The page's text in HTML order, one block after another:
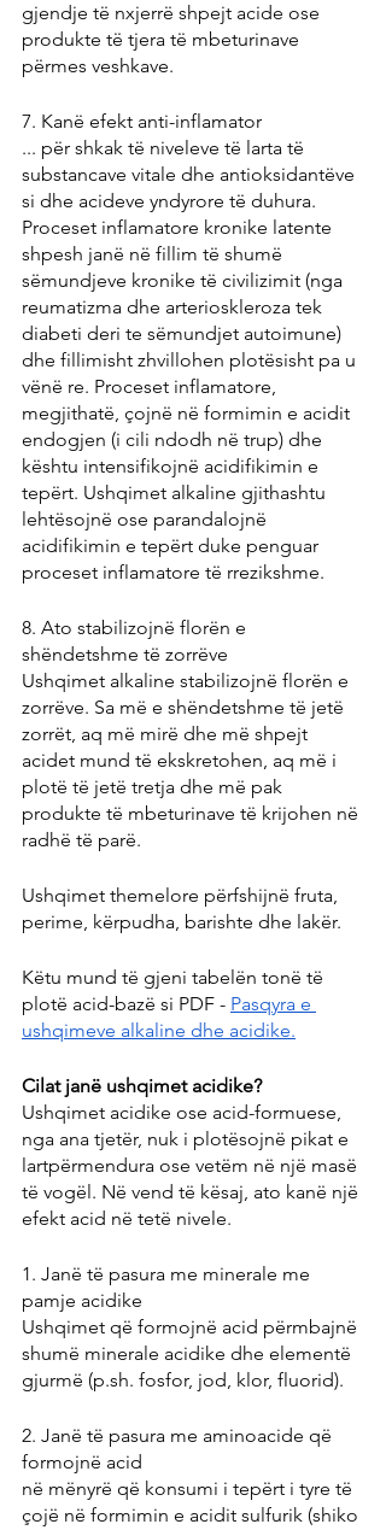
gjendje të nxjerrë shpejt acide ose
produkte të tjera të mbeturinave
përmes veshkave.
7. Kanë efekt anti-inflamator
... për shkak të niveleve të larta të
substancave vitale dhe antioksidantëve
si dhe acideve yndyrore të duhura.
Proceset inflamatore kronike latente
shpesh janë në fillim të shumë
sëmundjeve kronike të civilizimit (nga
reumatizma dhe arterioskleroza tek
diabeti deri te sëmundjet autoimune)
dhe fillimisht zhvillohen plotësisht pa u
vënë re. Proceset inflamatore,
megjithatë, çojnë në formimin e acidit
endogjen (i cili ndodh në trup) dhe
kështu intensifikojnë acidifikimin e
tepërt. Ushqimet alkaline gjithashtu
lehtësojnë ose parandalojnë
acidifikimin e tepërt duke penguar
proceset inflamatore të rrezikshme.
8. Ato stabilizojnë florën e
shëndetshme të zorrëve
Ushqimet alkaline stabilizojnë florën e
zorrëve. Sa më e shëndetshme të jetë
zorrët, aq më mirë dhe më shpejt
acidet mund të ekskretohen, aq më i
plotë të jetë tretja dhe më pak
produkte të mbeturinave të krijohen në
radhë të parë.
Ushqimet themelore përfshijnë fruta,
perime, kërpudha, barishte dhe lakër.
Këtu mund të gjeni tabelën tonë të
plotë acid-bazë si PDF - Pasqyra e
ushqimeve alkaline dhe acidike.
Cilat janë ushqimet acidike?
Ushqimet acidike ose acid-formuese,
nga ana tjetër, nuk i plotësojnë pikat e
lartpërmendura ose vetëm në një masë
të vogël. Në vend të kësaj, ato kanë një
efekt acid në tetë nivele.
1. Janë të pasura me minerale me
pamje acidike
Ushqimet që formojnë acid përmbajnë
shumë minerale acidike dhe elementë
gjurmë (p.sh. fosfor, jod, klor, fluorid).
2. Janë të pasura me aminoacide që
formojnë acid
në mënyrë që konsumi i tepërt i tyre të
çojë në formimin e acidit sulfurik (shiko